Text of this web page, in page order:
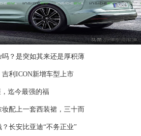
？是突如其来还是厚积薄
利ICON新增车型上市
，迄今最强的福
配上一套西装裙，三十而
长安比亚迪“不务正业”